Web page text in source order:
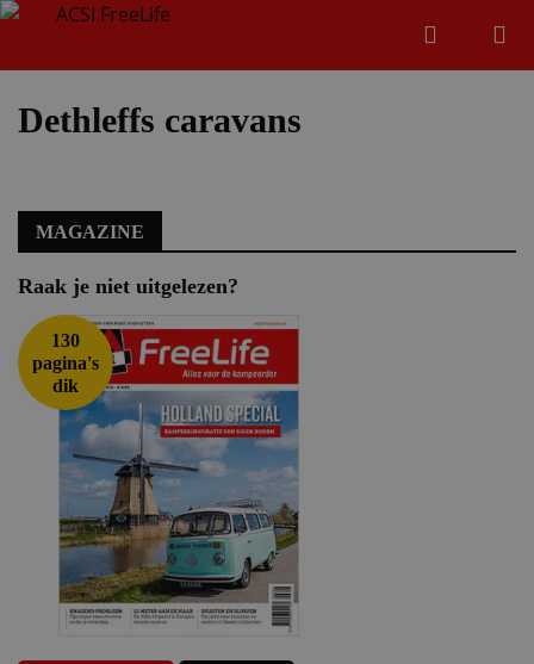
Zoeken
Dethleffs caravans
MAGAZINE
Raak je niet uitgelezen?
130
pagina's
dik